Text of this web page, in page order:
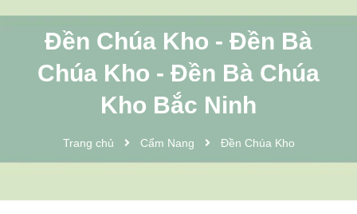
Đền Chúa Kho - Đền Bà
Chúa Kho - Đền Bà Chúa
Kho Bắc Ninh
Trang chủ Cẩm Nang Đền Chúa Kho